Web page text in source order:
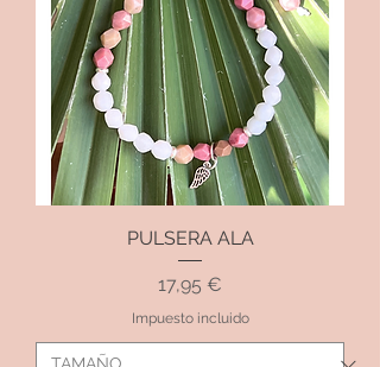
PULSERA ALA
Precio
17,95 €
Impuesto incluido